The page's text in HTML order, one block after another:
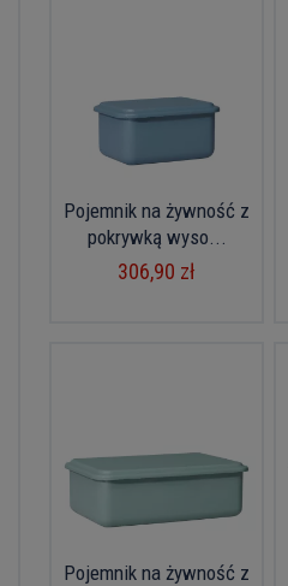
Pojemnik na żywność z
pokrywką wyso...
306,90 zł
Pojemnik na żywność z